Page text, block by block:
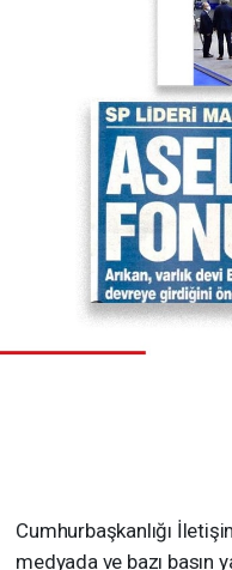
Cumhurbaşkanlığı
medyada ve bazı basın